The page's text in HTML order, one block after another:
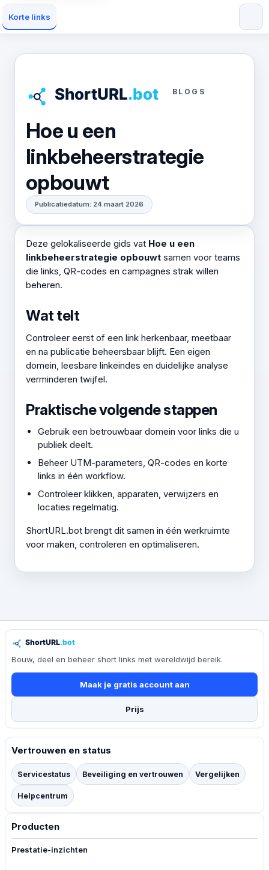
Korte links
BLOGS
Hoe u een
linkbeheerstrategie
opbouwt
Publicatiedatum: 24 maart 2026
Deze gelokaliseerde gids vat Hoe u een
linkbeheerstrategie opbouwt samen voor teams
die links, QR-codes en campagnes strak willen
beheren.
Wat telt
Controleer eerst of een link herkenbaar, meetbaar
en na publicatie beheersbaar blijft. Een eigen
domein, leesbare linkeindes en duidelijke analyse
verminderen twijfel.
Praktische volgende stappen
Gebruik een betrouwbaar domein voor links die u
publiek deelt.
Beheer UTM-parameters, QR-codes en korte
links in één workflow.
Controleer klikken, apparaten, verwijzers en
locaties regelmatig.
ShortURL.bot brengt dit samen in één werkruimte
voor maken, controleren en optimaliseren.
Bouw, deel en beheer short links met wereldwijd bereik.
Maak je gratis account aan
Prijs
Vertrouwen en status
Servicestatus Beveiliging en vertrouwen Vergelijken
Helpcentrum
Producten
Prestatie-inzichten